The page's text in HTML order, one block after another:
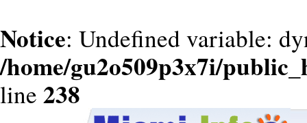
Notice: Undefined variable:
/home/gu2o509p3x7i/
line 238